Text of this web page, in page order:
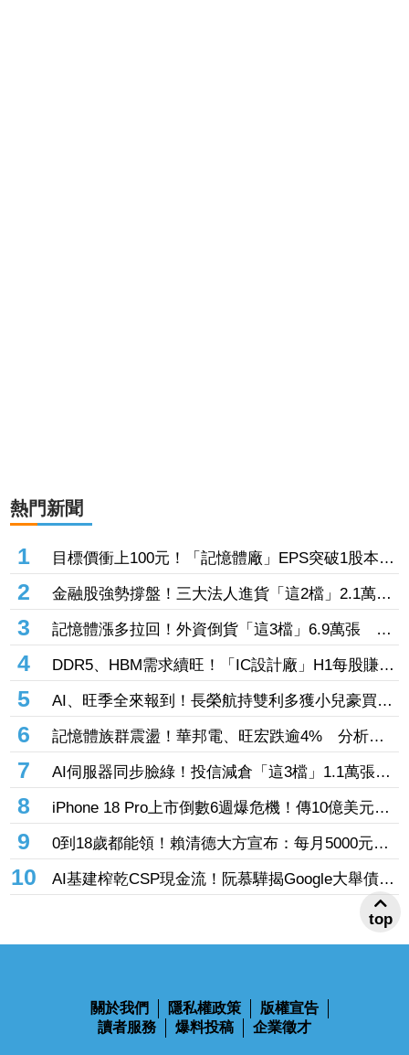
熱門新聞
1
目標價衝上100元！「記憶體廠」EPS突破1股本
DRAM大漲45%＋合作美光獲利迎轉機
2
金融股強勢撐盤！三大法人進貨「這2檔」2.1萬
張 投8.54億元連12日進場三商壽
3
記憶體漲多拉回！外資倒貨「這3檔」6.9萬張 連
賣華邦電2天捲102億元
4
DDR5、HBM需求續旺！「IC設計廠」H1每股賺
9.13元 董座：搶晶圓產能比毛利率更重要
5
AI、旺季全來報到！長榮航持雙利多獲小兒豪買逾
53萬張成寵兒 「這檔」前7月營收狂超去年全年
也獲青睞
6
記憶體族群震盪！華邦電、旺宏跌逾4% 分析師
點名「這2檔」多頭：布局看技術面
7
AI伺服器同步臉綠！投信減倉「這3檔」1.1萬張
投信連砍緯創2刀帶走18.96億元
8
iPhone 18 Pro上市倒數6週爆危機！傳10億美元晶
片卡封裝「躺在廠房」 恐面臨庫存不足
9
0到18歲都能領！賴清德大方宣布：每月5000元成
長津貼 婚、產假全面加碼
10
AI基建榨乾CSP現金流！阮慕驊揭Google大舉債衝
擊
關於我們 隱私權政策
版權宣告
讀者服務
爆料投稿 企業徵才
top